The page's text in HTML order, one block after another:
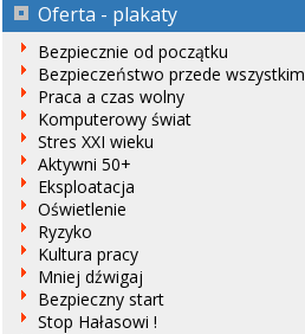
Oferta - plakaty
Bezpiecznie od początku
Bezpieczeństwo przede wszystkim
Praca a czas wolny
Komputerowy świat
Stres XXI wieku
Aktywni 50+
Eksploatacja
Oświetlenie
Ryzyko
Kultura pracy
Mniej dźwigaj
Bezpieczny start
Stop Hałasowi !